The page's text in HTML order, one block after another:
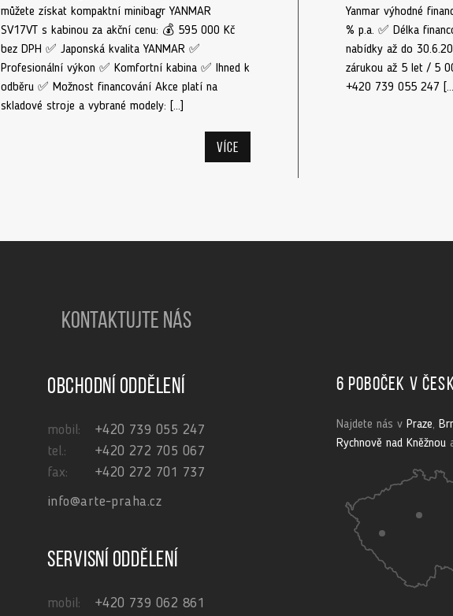
můžete získat kompaktní minibagr YANMAR
SV17VT s kabinou za akční cenu: 💰 595 000 Kč
bez DPH ✅ Japonská kvalita YANMAR ✅
Profesionální výkon ✅ Komfortní kabina ✅ Ihned k
odběru ✅ Možnost financování Akce platí na
skladové stroje a vybrané modely: […]
Více
Yanmar výhodné
% p.a. ✅ Délka
nabídky až do
zárukou až 5 let / 5
+420 739 055 247 […]
KONTAKTUJTE NÁS
Obchodní oddělení
mobil:
+420 739 055 247
tel.:
+420 272 705 067
fax:
+420 272 701 737
info@arte-praha.cz
Servisní oddělení
mobil:
+420 739 062 861
6 poboček v
Najdete nás v Praze,
Rychnově nad Kněžnou